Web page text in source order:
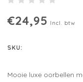
€24,95 Incl. btw
SKU:
Mooie luxe oorbellen